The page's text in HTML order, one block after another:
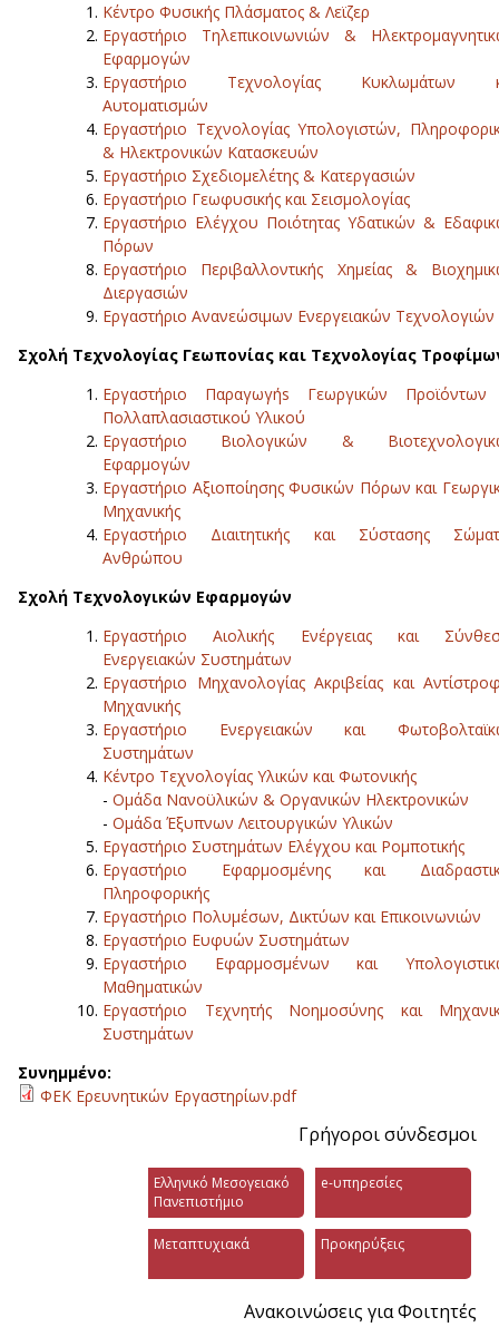
Κέντρο Φυσικής Πλάσματος & Λεϊζερ
Εργαστήριο Τηλεπικοινωνιών &
Εφαρμογών
Εργαστήριο Τεχνολογίας Κυκλωμάτων
Αυτοματισμών
Εργαστήριο Τεχνολογίας Υπολογιστών,
& Ηλεκτρονικών Κατασκευών
Εργαστήριο Σχεδιομελέτης & Κατεργασιών
Εργαστήριο Γεωφυσικής και Σεισμολογίας
Εργαστήριο Ελέγχου Ποιότητας Υδατικών &
Πόρων
Εργαστήριο Περιβαλλοντικής Χημείας &
Διεργασιών
Εργαστήριο Ανανεώσιμων Ενεργειακών Τεχνολογιών
Σχολή Τεχνολογίας Γεωπονίας και Τεχνολογίας
Εργαστήριο Παραγωγήs Γεωργικών
Πολλαπλασιαστικού Υλικού
Εργαστήριο Βιολογικών &
Εφαρμογών
Εργαστήριο Αξιοποίησης Φυσικών Πόρων και
Μηχανικής
Εργαστήριο Διαιτητικής και Σύστασης
Ανθρώπου
Σχολή Τεχνολογικών Εφαρμογών
Εργαστήριο Αιολικής Ενέργειας και
Ενεργειακών Συστημάτων
Εργαστήριο Μηχανολογίας Ακριβείας και
Μηχανικής
Εργαστήριο Ενεργειακών και
Συστημάτων
Κέντρο Τεχνολογίας Υλικών και Φωτονικής
- Ομάδα Νανοϋλικών & Οργανικών Ηλεκτρονικών
- Ομάδα Έξυπνων Λειτουργικών Υλικών
Εργαστήριο Συστημάτων Ελέγχου και Ρομποτικής
Εργαστήριο Εφαρμοσμένης και
Πληροφορικής
Εργαστήριο Πολυμέσων, Δικτύων και Επικοινωνιών
Εργαστήριο Ευφυών Συστημάτων
Εργαστήριο Εφαρμοσμένων και
Μαθηματικών
Εργαστήριο Τεχνητής Νοημοσύνης και
Συστημάτων
Συνημμένο:
ΦΕΚ Ερευνητικών Εργαστηρίων.pdf
Γρήγοροι σύνδεσμοι
Ελληνικό Μεσογειακό
Πανεπιστήμιο
e-υπηρεσίες
Μεταπτυχιακά Προκηρύξεις
Ανακοινώσεις για Φοιτητές